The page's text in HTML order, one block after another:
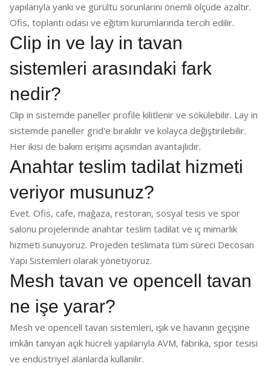
yapılarıyla yankı ve gürültü sorunlarını önemli ölçüde azaltır.
Ofis, toplantı odası ve eğitim kurumlarında tercih edilir.
Clip in ve lay in tavan
sistemleri arasındaki fark
nedir?
Clip in sistemde paneller profile kilitlenir ve sökülebilir. Lay in
sistemde paneller grid'e bırakılır ve kolayca değiştirilebilir.
Her ikisi de bakım erişimi açısından avantajlıdır.
Anahtar teslim tadilat hizmeti
veriyor musunuz?
Evet. Ofis, cafe, mağaza, restoran, sosyal tesis ve spor
salonu projelerinde anahtar teslim tadilat ve iç mimarlık
hizmeti sunuyoruz. Projeden teslimata tüm süreci Decosan
Yapı Sistemleri olarak yönetiyoruz.
Mesh tavan ve opencell tavan
ne işe yarar?
Mesh ve opencell tavan sistemleri, ışık ve havanın geçişine
imkân tanıyan açık hücreli yapılarıyla AVM, fabrika, spor tesisi
ve endüstriyel alanlarda kullanılır.